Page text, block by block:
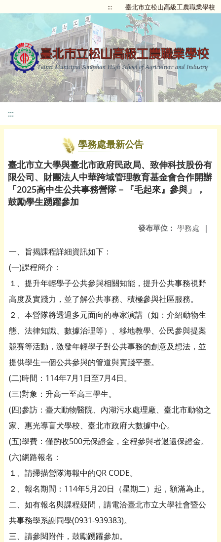
::: 臺北市立松山高級工農職業學校
:::
學務處最新公告
臺北市立大學與臺北市政府民政局、致伸科技股份有
限公司、財團法人中華跨域管理教育基金會合作開辦
「2025高中生公共事務營隊－『毛起來』參與」，
鼓勵學生踴躍參加
發布單位： 學務處 |
一、旨揭課程詳細資訊如下：
(一)課程簡介：
１、提升年輕學子公共參與相關知能，提升公共事務視野
高度及實踐力，並了解公共事務、積極參與社區服務。
２、本營隊將透過多元面向的專家演講（如：介紹動物生
態、法律知識、數據治理等）、移地教學、公民參與提案
競賽等活動，激發年輕學子對公共事務的創意及想法，並
提供學生一個公共參與的管道與實踐平臺。
(二)時間：114年7月1日至7月4日。
(三)對象：升高一至高三學生。
(四)參訪：臺大動物醫院、內湖污水處理廠、臺北市動物之
家、惠光導盲犬學校、臺北市政府大數據中心。
(五)學費：僅酌收500元保證金，全程參與者退還保證金。
(六)網路報名：
１、請掃描營隊海報中的QR CODE。
２、報名期間：114年5月20日（星期二）起，額滿為止。
二、如有報名與課程疑問，請電洽臺北市立大學社會暨公
共事務學系謝同學(0931-939383)。
三、請參閱附件，鼓勵踴躍參加。